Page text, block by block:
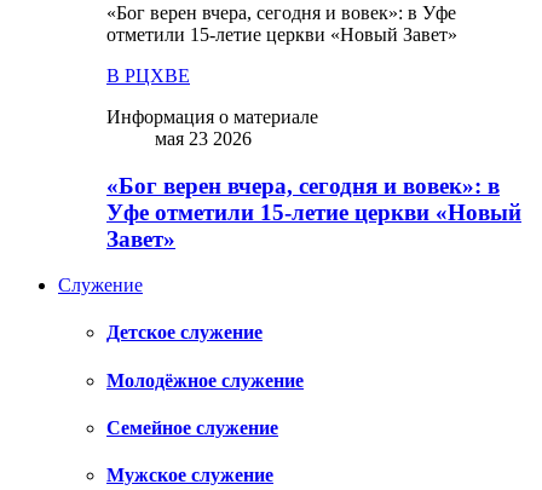
«Бог верен вчера, сегодня и вовек»: в Уфе
отметили 15-летие церкви «Новый Завет»
В РЦХВЕ
Информация о материале
мая 23 2026
«Бог верен вчера, сегодня и вовек»: в
Уфе отметили 15-летие церкви «Новый
Завет»
Служение
Детское служение
Молодёжное служение
Семейное служение
Мужское служение